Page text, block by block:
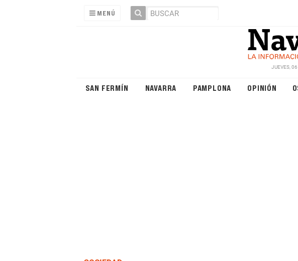
MENÚ
JUEVES,
SAN FERMÍN NAVARRA PAMPLONA OPINIÓN